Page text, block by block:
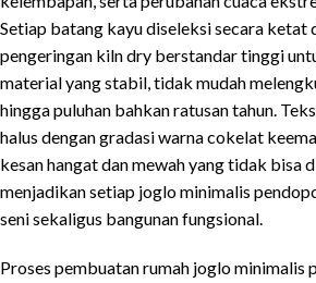
Setiap batang kayu diseleksi secara ketat
pengeringan kiln dry berstandar tinggi
material yang stabil, tidak mudah
hingga puluhan bahkan ratusan tahun.
halus dengan gradasi warna cokelat
kesan hangat dan mewah yang tidak bisa
menjadikan setiap joglo minimalis
seni sekaligus bangunan fungsional.
Proses pembuatan rumah joglo minimalis